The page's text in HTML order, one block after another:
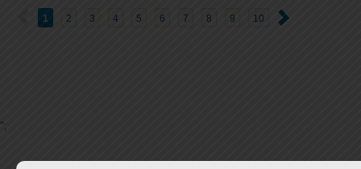
1 2 3 4 5 6 7 8 9 10
";